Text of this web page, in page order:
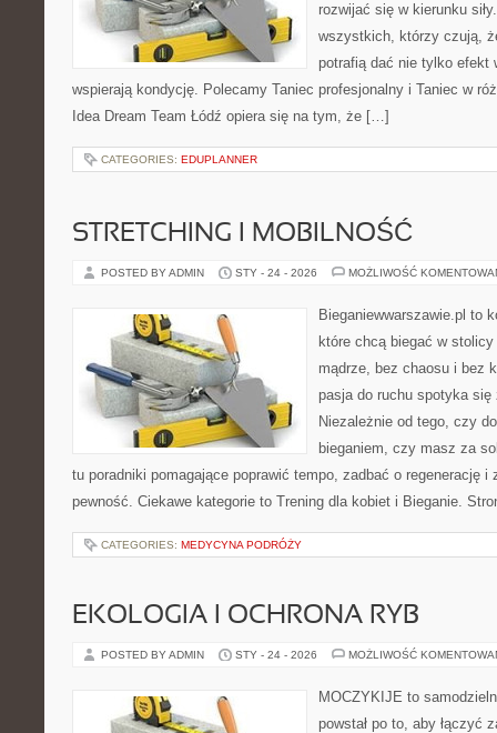
rozwijać się w kierunku
wszystkich, którzy czują,
potrafią dać nie tylko efekt
wspierają kondycję. Polecamy Taniec profesjonalny i Taniec w
Idea Dream Team Łódź opiera się na tym, że […]
CATEGORIES: EDUPLANNER
STRETCHING I MOBILNOŚĆ
POSTED BY ADMIN STY - 24 - 2026 MOŻLIWOŚĆ
Bieganiewwarszawie.pl to
które chcą biegać w
mądrze, bez chaosu i bez
pasja do ruchu spotyka się
Niezależnie od tego, czy
bieganiem, czy masz za
tu poradniki pomagające poprawić tempo, zadbać o regenerację i
pewność. Ciekawe kategorie to Trening dla kobiet i Bieganie.
CATEGORIES: MEDYCYNA PODRÓŻY
EKOLOGIA I OCHRONA RYB
POSTED BY ADMIN STY - 24 - 2026 MOŻLIWOŚĆ
MOCZYKIJE to
powstał po to, aby łączyć